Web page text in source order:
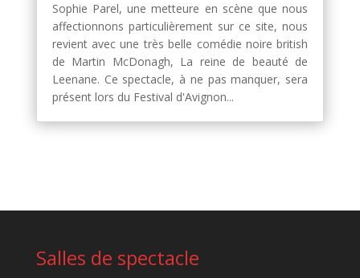
Sophie Parel, une metteure en scène que nous
affectionnons particulièrement sur ce site, nous
revient avec une très belle comédie noire british
de Martin McDonagh, La reine de beauté de
Leenane. Ce spectacle, à ne pas manquer, sera
présent lors du Festival d'Avignon...
Salles de spectacle